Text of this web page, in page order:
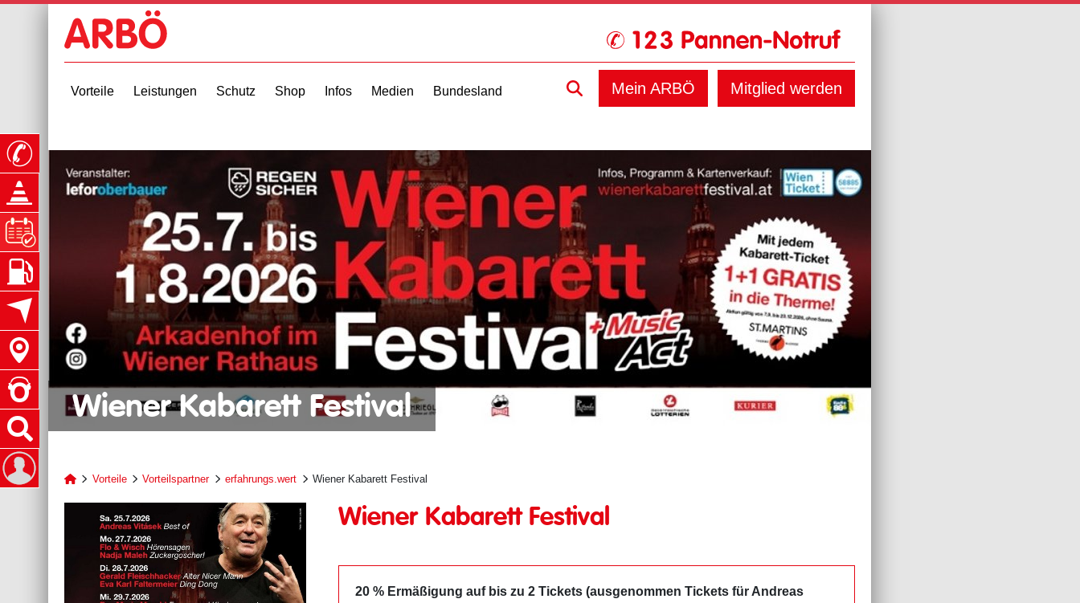
Vorteile Leistungen Schutz Shop Infos Medien Bundesland Mein ARBÖ Mitglied werden
Wiener Kabarett Festival
Vorteile Vorteilspartner erfahrungs.wert Wiener Kabarett Festival
Wiener Kabarett Festival
20 % Ermäßigung auf bis zu 2 Tickets (ausgenommen Tickets für Andreas